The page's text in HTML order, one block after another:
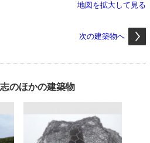
地図を拡大して見る
次の建築物へ
のほかの建築物